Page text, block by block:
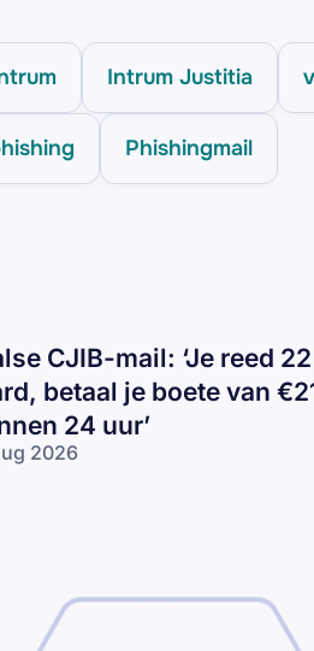
Intrum Justitia
Phishingmail
CJIB-mail: ‘Je reed
betaal je boete van
24 uur’
2026